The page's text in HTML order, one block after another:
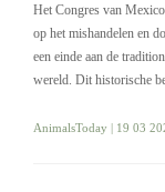
Het Congres van
op het mishandelen en
een einde aan de
wereld. Dit historische
AnimalsToday | 19 03